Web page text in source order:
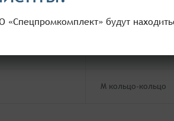
каталог продукции,
M кольцо-кольцо
будут